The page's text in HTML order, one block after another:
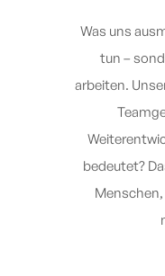
Was uns
tun –
arbeiten.
bedeutet?